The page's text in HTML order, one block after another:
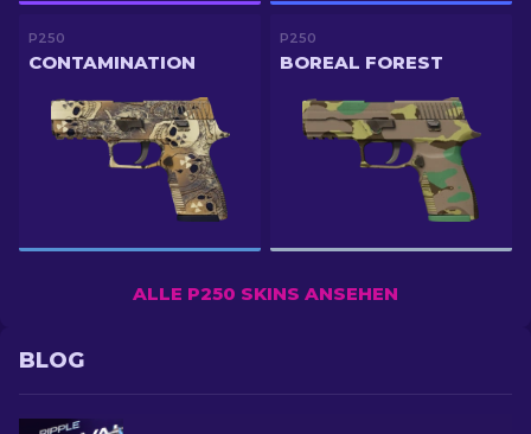
P250
CONTAMINATION
P250
BOREAL FOREST
ALLE P250 SKINS ANSEHEN
BLOG